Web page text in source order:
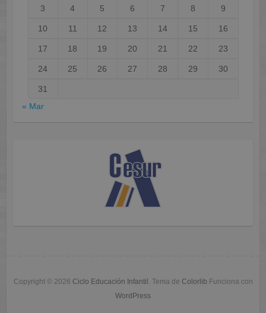
3 4 5 6 7 8 9
10 11 12 13 14 15 16
17 18 19 20 21 22 23
24 25 26 27 28 29 30
31
« Mar
Copyright © 2026 Ciclo Educación Infantil. Tema de Colorlib Funciona con
WordPress